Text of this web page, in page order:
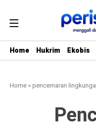
Home Hukrim Ekobis
Home »pencemaran